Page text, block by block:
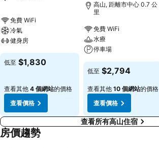
免費 WiFi
冷氣
健身房
低至 $1,830
查看其他 4 個網站的價格
查看價格
高山, 距離市中心 0.7 公
里
免費 WiFi
水療
停車場
低至 $2,794
查看其他 10 個網站的價格
查看價格
查看所有高山住宿
房價趨勢